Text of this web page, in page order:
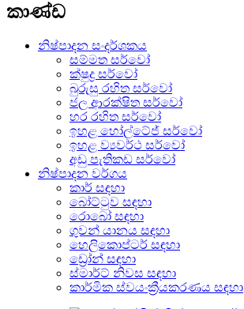
කාණ්ඩ
නිෂ්පාදන සංදර්ශකය
සම්මත සර්වෝ
ක්ෂුද්‍ර සර්වෝ
බුරුසු රහිත සර්වෝ
ජල ආරක්ෂිත සර්වෝ
හර රහිත සර්වෝ
ඉහළ හෝල්ටේජ් සර්වෝ
ඉහළ ව්‍යවර්ථ සර්වෝ
අඩු පැතිකඩ සර්වෝ
නිෂ්පාදන වර්ගය
කාර් සඳහා
බෝට්ටුව සඳහා
රොබෝ සඳහා
ගුවන් යානය සඳහා
හෙලිකොප්ටර් සඳහා
ඩ්‍රෝන් සඳහා
ස්මාර්ට් නිවස සඳහා
කාර්මික ස්වයංක්‍රීයකරණය සඳහා